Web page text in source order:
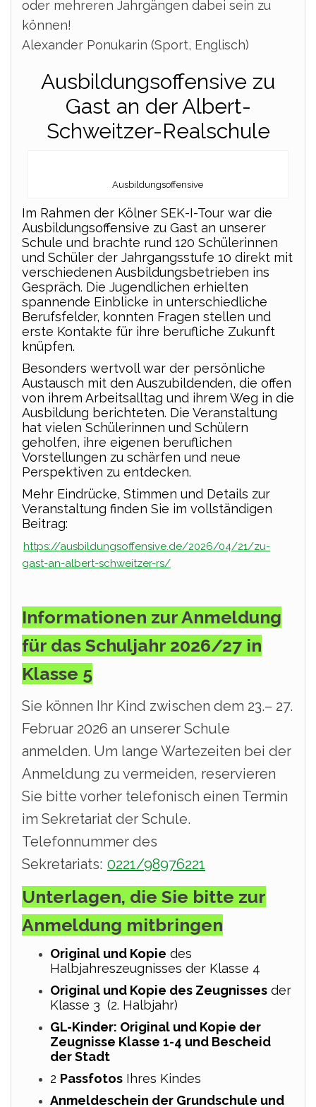
oder mehreren Jahrgängen dabei sein zu
können!
Alexander Ponukarin (Sport, Englisch)
Ausbildungsoffensive zu
Gast an der Albert-
Schweitzer-Realschule
Ausbildungsoffensive
Im Rahmen der Kölner SEK-I-Tour war die
Ausbildungsoffensive zu Gast an unserer
Schule und brachte rund 120 Schülerinnen
und Schüler der Jahrgangsstufe 10 direkt mit
verschiedenen Ausbildungsbetrieben ins
Gespräch. Die Jugendlichen erhielten
spannende Einblicke in unterschiedliche
Berufsfelder, konnten Fragen stellen und
erste Kontakte für ihre berufliche Zukunft
knüpfen.
Besonders wertvoll war der persönliche
Austausch mit den Auszubildenden, die offen
von ihrem Arbeitsalltag und ihrem Weg in die
Ausbildung berichteten. Die Veranstaltung
hat vielen Schülerinnen und Schülern
geholfen, ihre eigenen beruflichen
Vorstellungen zu schärfen und neue
Perspektiven zu entdecken.
Mehr Eindrücke, Stimmen und Details zur
Veranstaltung finden Sie im vollständigen
Beitrag:
https://ausbildungsoffensive.de/2026/04/21/zu-
gast-an-albert-schweitzer-rs/
Informationen zur Anmeldung
für das Schuljahr 2026/27 in
Klasse 5
Sie können Ihr Kind zwischen dem 23.– 27.
Februar 2026 an unserer Schule
anmelden. Um lange Wartezeiten bei der
Anmeldung zu vermeiden, reservieren
Sie bitte vorher telefonisch einen Termin
im Sekretariat der Schule.
Telefonnummer des
Sekretariats: 0221/98976221
Unterlagen, die Sie bitte zur
Anmeldung mitbringen
Original und Kopie des
Halbjahreszeugnisses der Klasse 4
Original und Kopie des Zeugnisses der
Klasse 3 (2. Halbjahr)
GL-Kinder: Original und Kopie der
Zeugnisse Klasse 1-4 und Bescheid
der Stadt
2 Passfotos Ihres Kindes
Anmeldeschein der Grundschule und